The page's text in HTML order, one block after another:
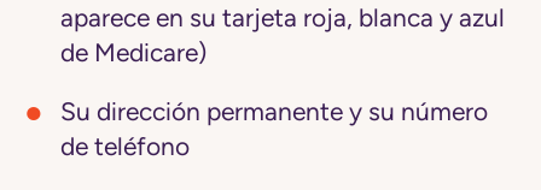
aparece en su tarjeta roja, blanca y azul
de Medicare)
Su dirección permanente y su número
de teléfono